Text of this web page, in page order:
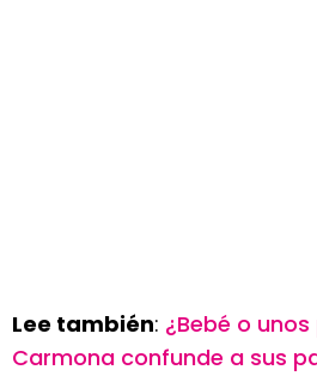
Lee también: ¿Bebé o
Carmona confunde a sus